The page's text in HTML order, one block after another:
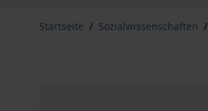
Startseite / Sozialwissenschaften /